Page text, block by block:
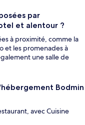
par
et alentour ?
à proximité, comme la
et les promenades à
une salle de
Bodmin
avec Cuisine